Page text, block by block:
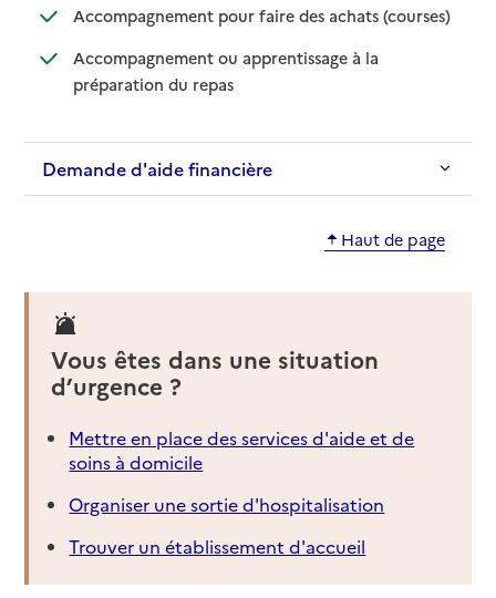
Accompagnement pour faire des achats (courses)
:
: non
Accompagnement ou apprentissage à la
préparation du repas: disponible
: non disponible
Demande d'aide financière
Haut de page
Vous êtes dans une situation
d’urgence ?
Mettre en place des services d'aide et de
soins à domicile
Organiser une sortie d'hospitalisation
Trouver un établissement d'accueil